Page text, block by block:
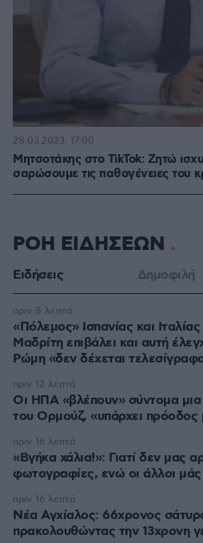
Μητσοτάκης στο TikTok: Ζητώ
σαρώσουμε τις παθογένειες του
28.03.2023, 17:00
ΡΟΗ ΕΙΔΗΣΕΩΝ
Ειδήσεις Δημοφιλή
«Πόλεμος» Ισπανίας και
Μαδρίτη επιβάλει και αυτή
Ρώμη «δεν δέχεται
πριν 8 λεπτά
Οι ΗΠΑ «βλέπουν» σύντομα μια συμφωνία για τα Στενά
του Ορμούζ, «υπάρχει πρόοδος
πριν 12 λεπτά
«Βγήκα χάλια!»: Γιατί δεν μας
φωτογραφίες, ενώ οι άλλοι
πριν 16 λεπτά
Νέα Αγχίαλος: 66χρονος
πρακολουθώντας την 13χρονη
πριν 16 λεπτά